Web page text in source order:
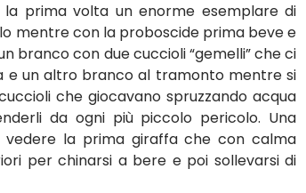
prima volta un enorme esemplare di
mentre con la proboscide prima beve e
branco con due cuccioli “gemelli” che ci
e un altro branco al tramonto mentre si
che giocavano spruzzando acqua
da ogni più piccolo pericolo. Una
la prima giraffa che con calma
per chinarsi a bere e poi sollevarsi di